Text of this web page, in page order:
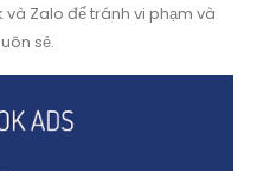
Zalo để tránh vi phạm và
sẻ.